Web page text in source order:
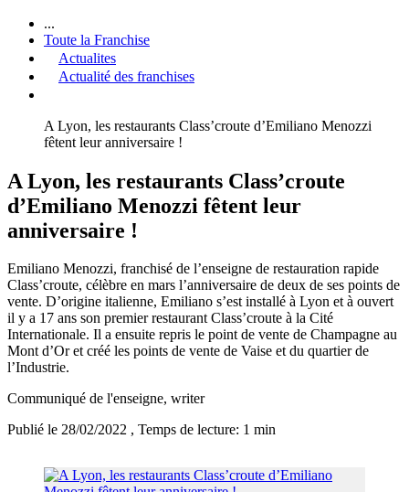
...
Toute la Franchise
Actualites
Actualité des franchises
A Lyon, les restaurants Class’croute d’Emiliano Menozzi
fêtent leur anniversaire !
A Lyon, les restaurants Class’croute
d’Emiliano Menozzi fêtent leur
anniversaire !
Emiliano Menozzi, franchisé de l’enseigne de restauration rapide
Class’croute, célèbre en mars l’anniversaire de deux de ses points de
vente. D’origine italienne, Emiliano s’est installé à Lyon et à ouvert
il y a 17 ans son premier restaurant Class’croute à la Cité
Internationale. Il a ensuite repris le point de vente de Champagne au
Mont d’Or et créé les points de vente de Vaise et du quartier de
l’Industrie.
Communiqué de l'enseigne, writer
Publié le 28/02/2022 , Temps de lecture: 1 min